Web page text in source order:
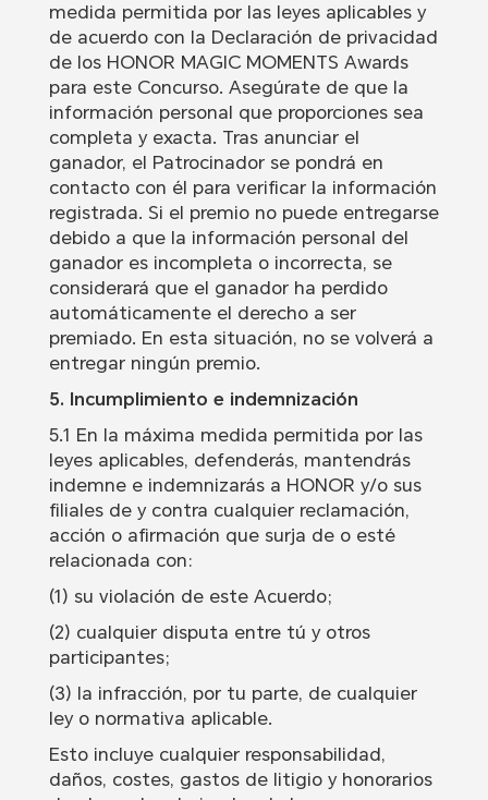
medida permitida por las leyes aplicables y
de acuerdo con la Declaración de privacidad
de los HONOR MAGIC MOMENTS Awards
para este Concurso. Asegúrate de que la
información personal que proporciones sea
completa y exacta. Tras anunciar el
ganador, el Patrocinador se pondrá en
contacto con él para verificar la información
registrada. Si el premio no puede entregarse
debido a que la información personal del
ganador es incompleta o incorrecta, se
considerará que el ganador ha perdido
automáticamente el derecho a ser
premiado. En esta situación, no se volverá a
entregar ningún premio.
5. Incumplimiento e indemnización
5.1 En la máxima medida permitida por las
leyes aplicables, defenderás, mantendrás
indemne e indemnizarás a HONOR y/o sus
filiales de y contra cualquier reclamación,
acción o afirmación que surja de o esté
relacionada con:
(1) su violación de este Acuerdo;
(2) cualquier disputa entre tú y otros
participantes;
(3) la infracción, por tu parte, de cualquier
ley o normativa aplicable.
Esto incluye cualquier responsabilidad,
daños, costes, gastos de litigio y honorarios